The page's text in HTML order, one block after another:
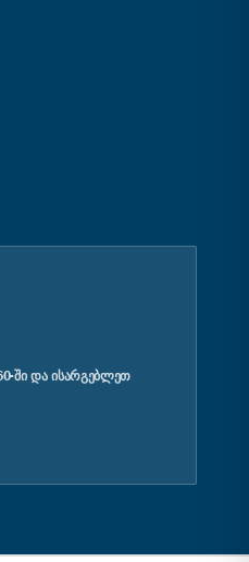
ᲨᲘ ᲓᲐ ᲘᲡᲐᲠᲒᲔᲑᲚᲔᲗ